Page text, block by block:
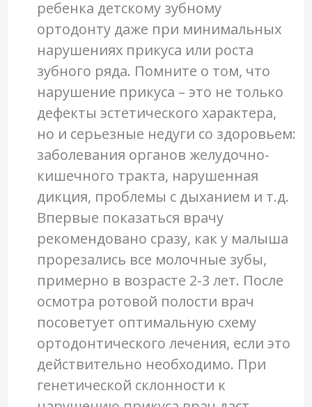
ребенка детскому зубному
ортодонту даже при минимальных
нарушениях прикуса или роста
зубного ряда. Помните о том, что
нарушение прикуса – это не только
дефекты эстетического характера,
но и серьезные недуги со здоровьем:
заболевания органов желудочно-
кишечного тракта, нарушенная
дикция, проблемы с дыханием и т.д.
Впервые показаться врачу
рекомендовано сразу, как у малыша
прорезались все молочные зубы,
примерно в возрасте 2-3 лет. После
осмотра ротовой полости врач
посоветует оптимальную схему
ортодонтического лечения, если это
действительно необходимо. При
генетической склонности к